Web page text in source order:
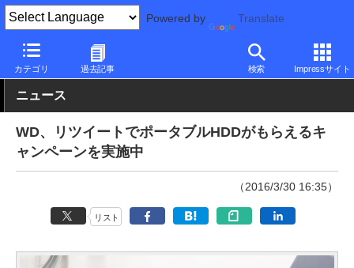
Powered by Translate
カテゴリ 過去記事 検索 Impressサイト
PC Watch 半導体/周辺機器 HDD（ハードディスク） WD
ニュース
WD、リツイートでポータブルHDDがもらえるキ
ャンペーンを実施中
（2016/3/30 16:35）
リスト